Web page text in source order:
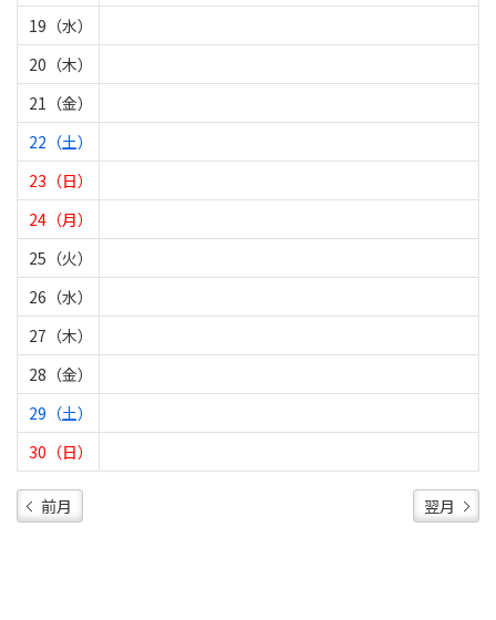
19（水）
20（木）
21（金）
22（土）
23（日）
24（月）
25（火）
26（水）
27（木）
28（金）
29（土）
30（日）
前月 翌月